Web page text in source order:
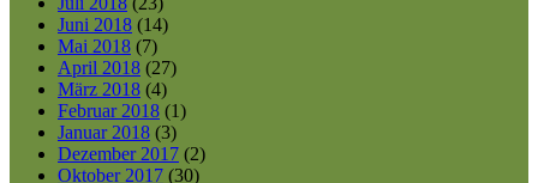
Juni 2018 (14)
Mai 2018 (7)
April 2018 (27)
März 2018 (4)
Februar 2018 (1)
Januar 2018 (3)
Dezember 2017 (2)
Oktober 2017 (30)